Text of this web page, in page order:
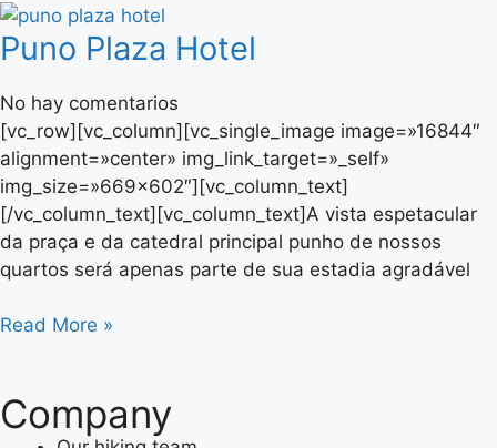
Puno Plaza Hotel
No hay comentarios
[vc_row][vc_column][vc_single_image image=»16844″
alignment=»center» img_link_target=»_self»
img_size=»669×602″][vc_column_text]
[/vc_column_text][vc_column_text]A vista espetacular
da praça e da catedral principal punho de nossos
quartos será apenas parte de sua estadia agradável
Read More »
Company